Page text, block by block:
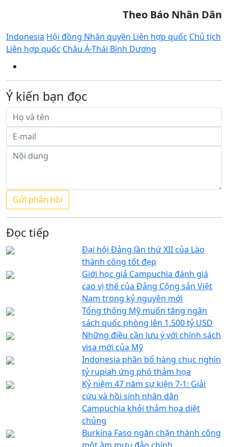
Theo Báo Nhân Dân
Indonesia Hội đồng Nhân quyền Liên hợp quốc Chủ tịch
Liên hợp quốc Châu Á-Thái Bình Dương
Ý kiến bạn đọc
Đọc tiếp
Đại hội Đảng lần thứ XII của Lào
thành công tốt đẹp
Giới học giả Campuchia đánh giá
cao vị thế của Đảng Cộng sản Việt
Nam trong kỷ nguyên mới
Tổng thống Mỹ muốn tăng ngân
sách quốc phòng lên 1.500 tỷ USD
Những điều cần lưu ý với chính sách
visa mới của Mỹ
Indonesia phân bổ hàng chục nghìn
tỷ rupiah ứng phó thảm họa
Kỷ niệm 47 năm sự kiện 7-1: Giải
cứu và hồi sinh nhân dân
Campuchia khỏi thảm họa diệt
chủng
Burkina Faso ngăn chặn thành công